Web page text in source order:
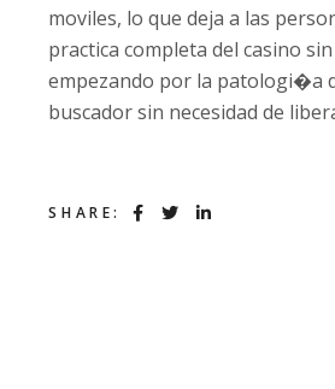
moviles, lo que deja a las
practica completa del casino
empezando por la patologi�a
buscador sin necesidad de
SHARE: